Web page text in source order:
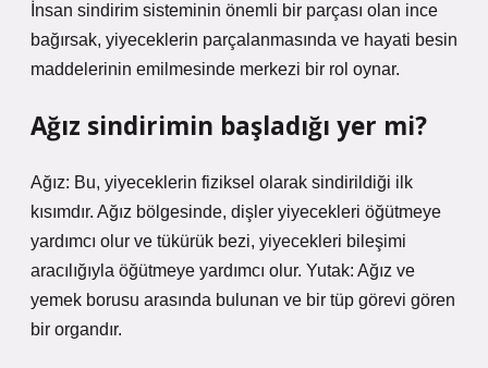
İnsan sindirim sisteminin önemli bir parçası olan ince
bağırsak, yiyeceklerin parçalanmasında ve hayati besin
maddelerinin emilmesinde merkezi bir rol oynar.
Ağız sindirimin başladığı yer mi?
Ağız: Bu, yiyeceklerin fiziksel olarak sindirildiği ilk
kısımdır. Ağız bölgesinde, dişler yiyecekleri öğütmeye
yardımcı olur ve tükürük bezi, yiyecekleri bileşimi
aracılığıyla öğütmeye yardımcı olur. Yutak: Ağız ve
yemek borusu arasında bulunan ve bir tüp görevi gören
bir organdır.